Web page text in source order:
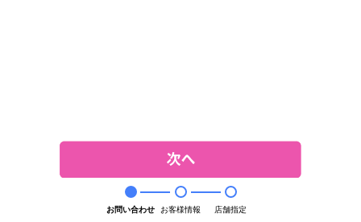
お問い合わせ お客様情報 店舗指定